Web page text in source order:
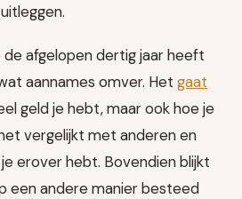
afgelopen dertig jaar heeft
aannames omver. Het gaat
geld je hebt, maar ook hoe je
vergelijkt met anderen en
erover hebt. Bovendien blijkt
een andere manier besteed